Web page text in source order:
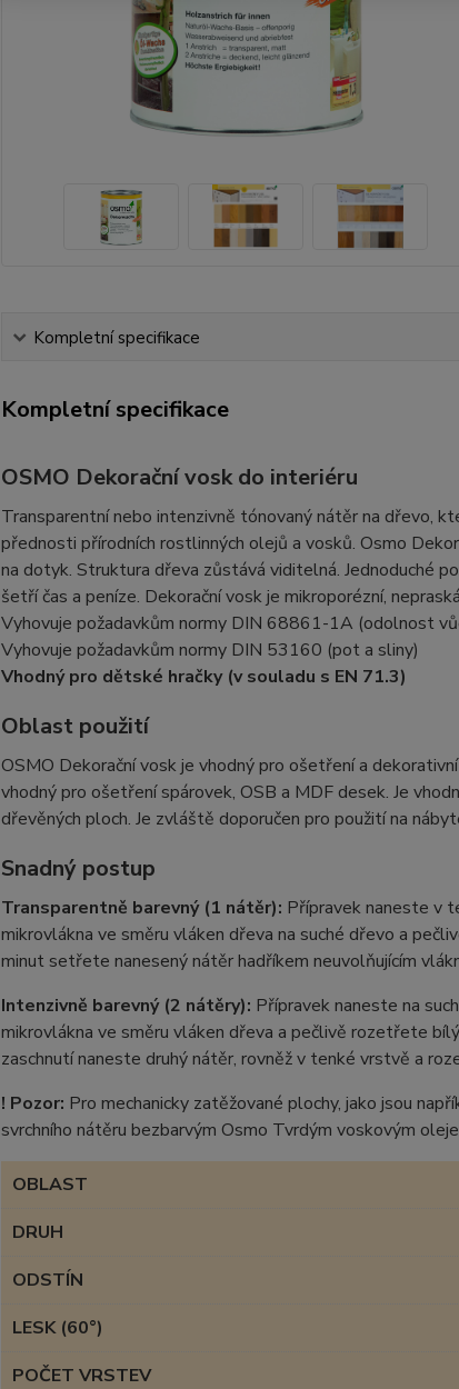
Kompletní specifikace
Kompletní specifikace
OSMO Dekorační vosk do interiéru
Transparentní nebo intenzivně tónovaný nátěr na dřevo,
přednosti přírodních rostlinných olejů a vosků. Osmo
na dotyk. Struktura dřeva zůstává viditelná. Jednoduché
šetří čas a peníze. Dekorační vosk je mikroporézní,
Vyhovuje požadavkům normy DIN 68861-1A (odolnost
Vyhovuje požadavkům normy DIN 53160 (pot a sliny)
Vhodný pro dětské hračky (v souladu s EN 71.3)
Oblast použití
OSMO Dekorační vosk je vhodný pro ošetření a
vhodný pro ošetření spárovek, OSB a MDF desek. Je
dřevěných ploch. Je zvláště doporučen pro použití na
Snadný postup
Transparentně barevný (1 nátěr): Přípravek naneste v
mikrovlákna ve směru vláken dřeva na suché dřevo a
minut setřete nanesený nátěr hadříkem neuvolňujícím
Intenzivně barevný (2 nátěry): Přípravek naneste na
mikrovlákna ve směru vláken dřeva a pečlivě rozetřete
zaschnutí naneste druhý nátěr, rovněž v tenké vrstvě a
! Pozor: Pro mechanicky zatěžované plochy, jako jsou
svrchního nátěru bezbarvým Osmo Tvrdým voskovým
OBLAST
DRUH
ODSTÍN
LESK (60°)
POČET VRSTEV